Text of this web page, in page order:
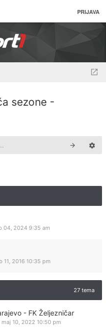
PRIJAVA
sezone -
04, 2024 9:35 am
11, 2016 10:35 pm
27 tema
- FK Željezničar
maj 10, 2022 10:50 pm